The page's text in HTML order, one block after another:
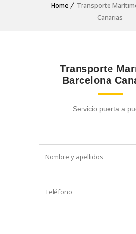
Home
Transporte
Canarias
Transporte
Barcelona
Servicio puerta a